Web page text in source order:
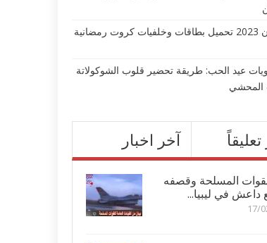
صور رمضان 2023 تحميل بطاقات وخلفيات كروت رمضانية
عيد الحب: طريقة تحضير قلوب الشوكولاتة
المحشي
آخر اخبار تعليقاً
المسلحة وقصفه
داعش في ليبيا...
17/